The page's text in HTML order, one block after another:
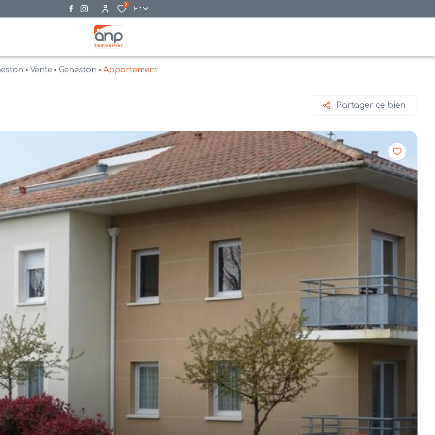
0
Fr
Vente Geneston Appartement
Partager ce bien